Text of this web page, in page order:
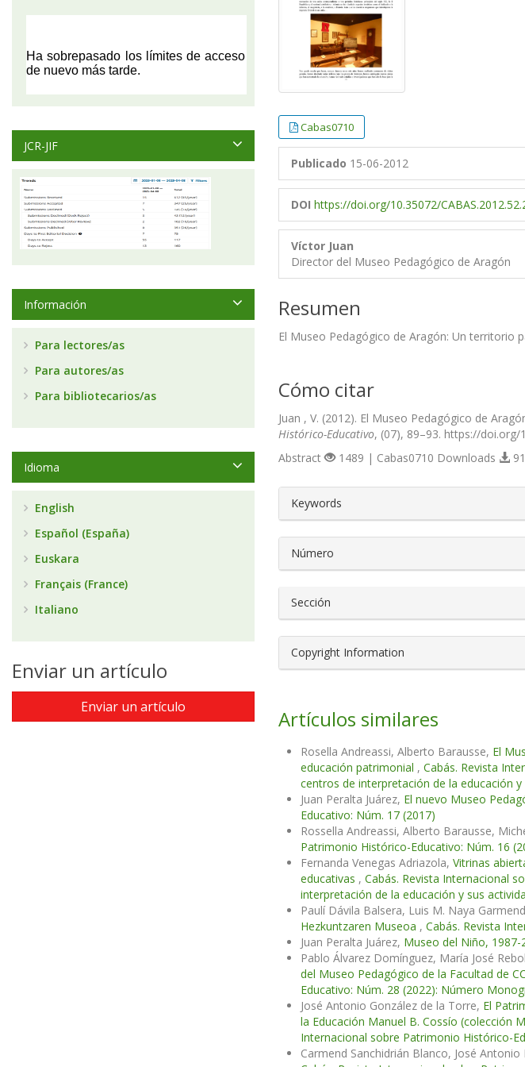
Cabas0710
Publicado 15-06-2012
DOI https://doi.org/10.35072/
Víctor Juan
Director del Museo Pedagógico de Aragón
Resumen
El Museo Pedagógico de Aragón: Un territorio
Cómo citar
Juan , V. (2012). El Museo Pedagógico de
Histórico-Educativo, (07), 89–93. https://doi.org/
Abstract 1489 | Cabas0710 Downloads 91
Keywords
Número
Sección
Copyright Information
Artículos similares
Rosella Andreassi, Alberto Barausse, El
educación patrimonial , Cabás. Revista
centros de interpretación de la educación
Juan Peralta Juárez, El nuevo Museo
Educativo: Núm. 17 (2017)
Rossella Andreassi, Alberto Barausse,
Patrimonio Histórico-Educativo: Núm. 16
Fernanda Venegas Adriazola, Vitrinas
educativas , Cabás. Revista Internacional
interpretación de la educación y sus
Paulí Dávila Balsera, Luis M. Naya
Hezkuntzaren Museoa , Cabás. Revista
Juan Peralta Juárez, Museo del Niño, 1987-
Pablo Álvarez Domínguez, María José
del Museo Pedagógico de la Facultad de
Educativo: Núm. 28 (2022): Número
José Antonio González de la Torre, El
la Educación Manuel B. Cossío (colección
Internacional sobre Patrimonio Histórico-
Carmend Sanchidrián Blanco, José
JCR-JIF
Información
Para lectores/as
Para autores/as
Para bibliotecarios/as
Idioma
English
Español (España)
Euskara
Français (France)
Italiano
Enviar un artículo
Enviar un artículo